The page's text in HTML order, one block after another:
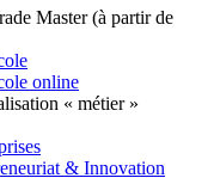
Master (à partir de
online
« métier »
& Innovation